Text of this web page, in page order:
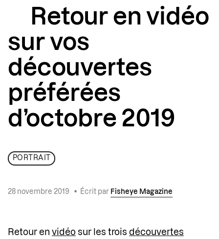
Retour en vidéo
sur vos
découvertes
préférées
d’octobre 2019
PORTRAIT
28 novembre 2019 • Écrit par Fisheye Magazine
Retour en vidéo sur les trois découvertes